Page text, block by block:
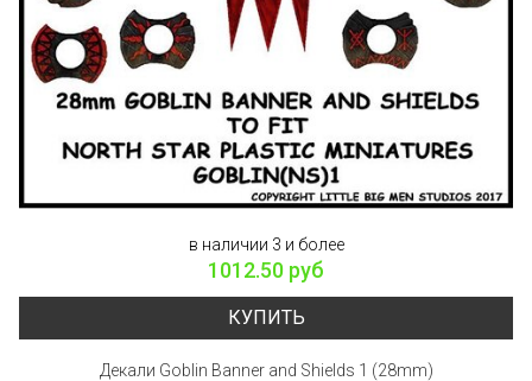
в наличии 3 и более
1012.50 руб
КУПИТЬ
Декали Goblin Banner and Shields 1 (28mm)